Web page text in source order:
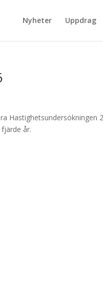
Nyheter Uppdrag
Hastighetsundersökningen
år.